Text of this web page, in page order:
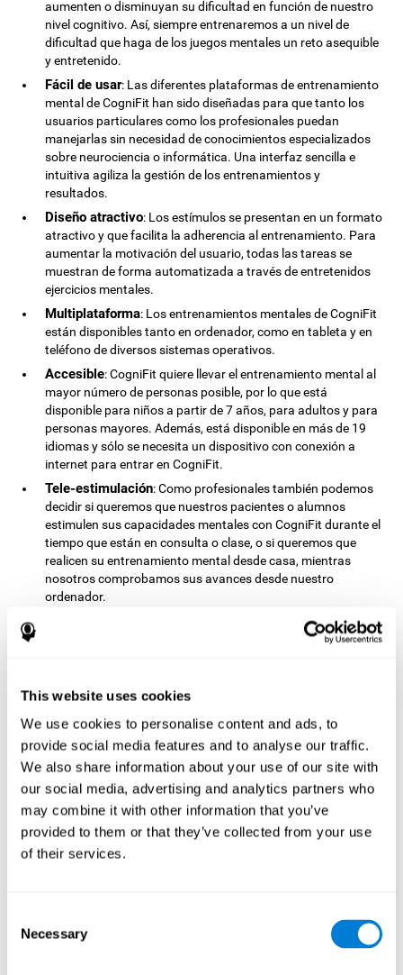
This website uses cookies
We use cookies to personalise content and ads, to
provide social media features and to analyse our traffic.
We also share information about your use of our site with
our social media, advertising and analytics partners who
may combine it with other information that you’ve
provided to them or that they’ve collected from your use
of their services.
Selection
Necessary
aumenten o disminuyan su dificultad en función de nuestro
nivel cognitivo. Así, siempre entrenaremos a un nivel de
dificultad que haga de los juegos mentales un reto asequible
y entretenido.
Fácil de usar: Las diferentes plataformas de entrenamiento
mental de CogniFit han sido diseñadas para que tanto los
usuarios particulares como los profesionales puedan
manejarlas sin necesidad de conocimientos especializados
sobre neurociencia o informática. Una interfaz sencilla e
intuitiva agiliza la gestión de los entrenamientos y
resultados.
Diseño atractivo: Los estímulos se presentan en un formato
atractivo y que facilita la adherencia al entrenamiento. Para
aumentar la motivación del usuario, todas las tareas se
muestran de forma automatizada a través de entretenidos
ejercicios mentales.
Multiplataforma: Los entrenamientos mentales de CogniFit
están disponibles tanto en ordenador, como en tableta y en
teléfono de diversos sistemas operativos.
Accesible: CogniFit quiere llevar el entrenamiento mental al
mayor número de personas posible, por lo que está
disponible para niños a partir de 7 años, para adultos y para
personas mayores. Además, está disponible en más de 19
idiomas y sólo se necesita un dispositivo con conexión a
internet para entrar en CogniFit.
Tele-estimulación: Como profesionales también podemos
decidir si queremos que nuestros pacientes o alumnos
estimulen sus capacidades mentales con CogniFit durante el
tiempo que están en consulta o clase, o si queremos que
realicen su entrenamiento mental desde casa, mientras
nosotros comprobamos sus avances desde nuestro
ordenador.
: Tanto las instrucciones como los resultados
que se muestran en CogniFit resultan sencillos de
entrenamiento.
Completo: CogniFit cuenta con una gran cantidad de
entrenamientos específicos, por lo que es fácil encontrar
aquellos entrenamientos que más se ajusten a nuestras
necesidades.
Cómo potenciar tu
entrenamiento mental de
CogniFit
cognitivas, pero además hay ciertos
hábitos saludables que
puedes adoptar para ayudar a CogniFit a potenciar tu